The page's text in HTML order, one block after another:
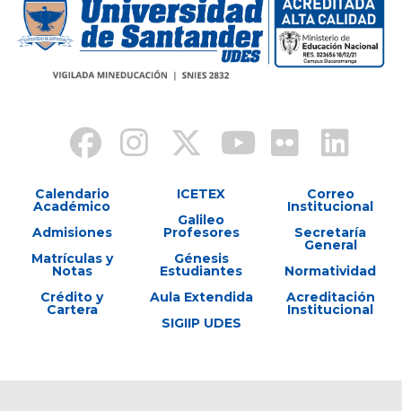
Calendario
Académico
Admisiones
Matrículas y
Notas
Crédito y
Cartera
ICETEX
Galileo
Profesores
Génesis
Estudiantes
Aula Extendida
SIGIIP UDES
Correo
Institucional
Secretaría
General
Normatividad
Acreditación
Institucional